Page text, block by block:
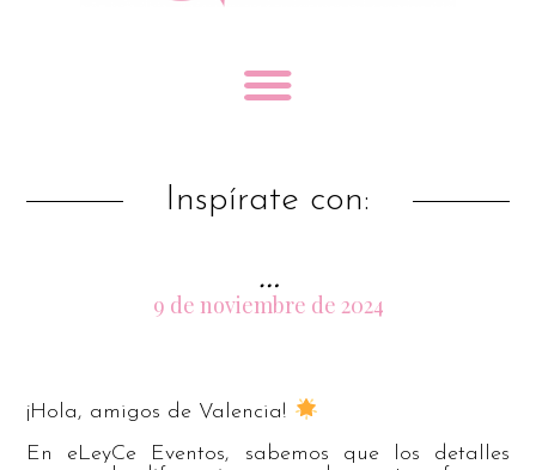
Inspírate con:
…
9 de noviembre de 2024
¡Hola, amigos de Valencia!
En eLeyCe Eventos, sabemos que los detalles